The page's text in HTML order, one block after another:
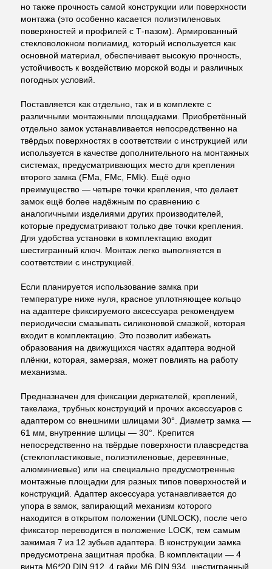
но также прочность самой конструкции или поверхности
монтажа (это особенно касается полиэтиленовых
поверхностей и профилей с Т-пазом). Армированный
стекловолокном полиамид, который используется как
основной материал, обеспечивает высокую прочность,
устойчивость к воздействию морской воды и различных
погодных условий.
Поставляется как отдельно, так и в комплекте с
различными монтажными площадками. Приобретённый
отдельно замок устанавливается непосредственно на
твёрдых поверхностях в соответствии с инструкцией или
используется в качестве дополнительного на монтажных
системах, предусматривающих место для крепления
второго замка (FMa, FMc, FMk). Ещё одно
преимущество — четыре точки крепления, что делает
замок ещё более надёжным по сравнению с
аналогичными изделиями других производителей,
которые предусматривают только две точки крепления.
Для удобства установки в комплектацию входит
шестигранный ключ. Монтаж легко выполняется в
соответствии с инструкцией.
Если планируется использование замка при
температуре ниже нуля, красное уплотняющее кольцо
на адаптере фиксируемого аксессуара рекомендуем
периодически смазывать силиконовой смазкой, которая
входит в комплектацию. Это позволит избежать
образования на движущихся частях адаптера водной
плёнки, которая, замерзая, может повлиять на работу
механизма.
Предназначен для фиксации держателей, креплений,
такелажа, трубных конструкций и прочих аксессуаров c
адаптером со внешними шлицами 30°. Диаметр замка —
61 мм, внутренние шлицы — 30°. Крепится
непосредственно на твёрдые поверхности плавсредства
(стеклопластиковые, полиэтиленовые, деревянные,
алюминиевые) или на специально предусмотренные
монтажные площадки для разных типов поверхностей и
конструкций. Адаптер аксессуара устанавливается до
упора в замок, запирающий механизм которого
находится в открытом положении (UNLOCK), после чего
фиксатор переводится в положение LOCK, тем самым
зажимая 7 из 12 зубьев адаптера. В конструкции замка
предусмотрена защитная пробка. В комплектации — 4
винта M6*20 DIN 912, 4 гайки M6 DIN 934, шестигранный